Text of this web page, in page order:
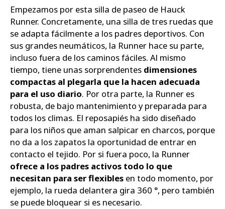
Empezamos por esta silla de paseo de Hauck
Runner. Concretamente, una silla de tres ruedas que
se adapta fácilmente a los padres deportivos. Con
sus grandes neumáticos, la Runner hace su parte,
incluso fuera de los caminos fáciles. Al mismo
tiempo, tiene unas sorprendentes dimensiones
compactas al plegarla que la hacen adecuada
para el uso diario. Por otra parte, la Runner es
robusta, de bajo mantenimiento y preparada para
todos los climas. El reposapiés ha sido diseñado
para los niños que aman salpicar en charcos, porque
no da a los zapatos la oportunidad de entrar en
contacto el tejido. Por si fuera poco, la Runner
ofrece a los padres activos todo lo que
necesitan para ser flexibles en todo momento, por
ejemplo, la rueda delantera gira 360 °, pero también
se puede bloquear si es necesario.